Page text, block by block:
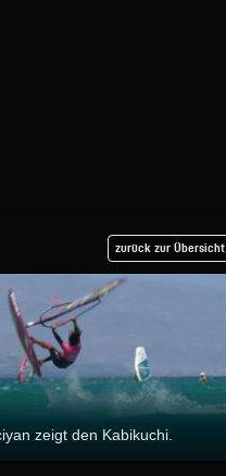
zurück zur Übersicht
zeigt den Kabikuchi.